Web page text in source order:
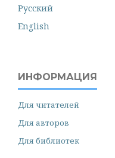
Русский
English
ИНФОРМАЦИЯ
Для читателей
Для авторов
Для библиотек